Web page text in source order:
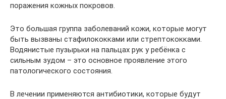
поражения кожных покровов.
Это большая группа заболеваний кожи, которые могут
быть вызваны стафилококками или стрептококками.
Водянистые пузырьки на пальцах рук у ребёнка с
сильным зудом – это основное проявление этого
патологического состояния.
В лечении применяются антибиотики, которые будут